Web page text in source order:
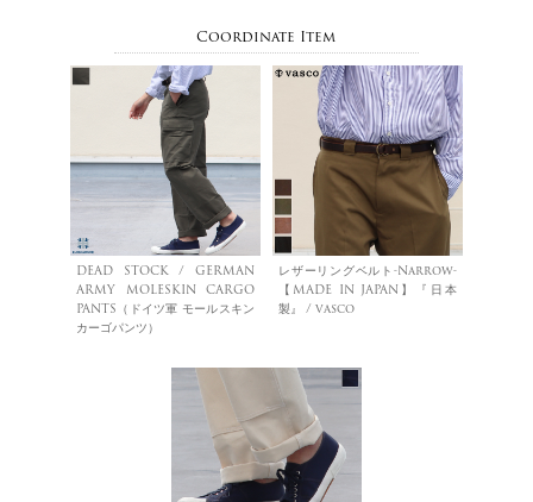
Coordinate Item
DEAD STOCK / GERMAN
ARMY MOLESKIN CARGO
PANTS（ドイツ軍 モールスキン
カーゴパンツ）
レザーリングベルト-Narrow-
【MADE IN JAPAN】『日本
製』 / vasco